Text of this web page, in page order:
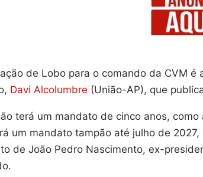
de Lobo para o comando da CVM
Davi Alcolumbre (União-AP), que
terá um mandato de cinco anos,
um mandato tampão até julho de
de João Pedro Nascimento, ex-